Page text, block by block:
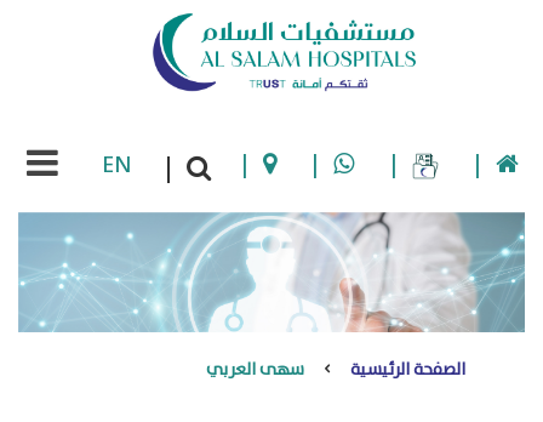
|
|
|
|
|
EN
الصفحة الرئيسية سهى العربي